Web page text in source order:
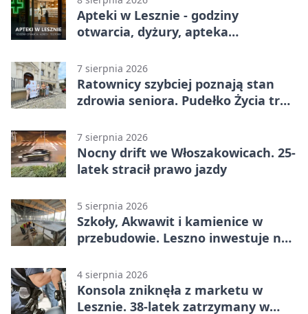
Apteki w Lesznie - godziny
otwarcia, dyżury, apteka
7 sierpnia 2026
Ratownicy szybciej poznają stan
zdrowia seniora. Pudełko Życia trafi
7 sierpnia 2026
Nocny drift we Włoszakowicach. 25-
latek stracił prawo jazdy
5 sierpnia 2026
Szkoły, Akwawit i kamienice w
przebudowie. Leszno inwestuje na
4 sierpnia 2026
Konsola zniknęła z marketu w
Lesznie. 38-latek zatrzymany w